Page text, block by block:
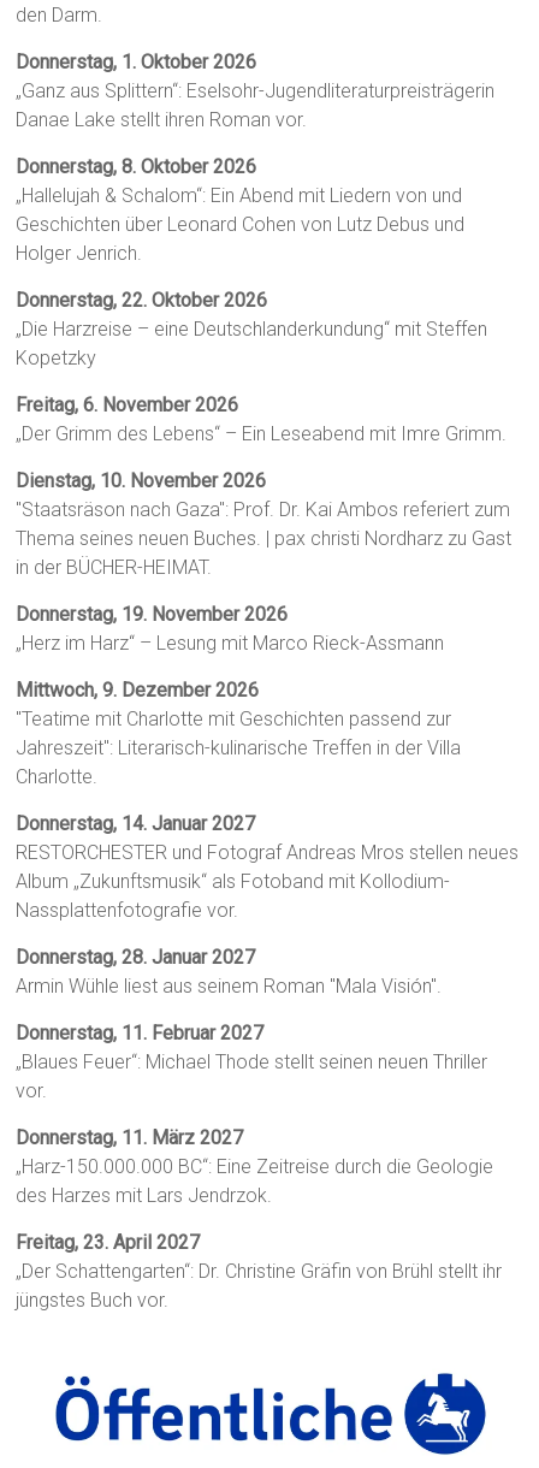
den Darm.
Donnerstag, 1. Oktober 2026
„Ganz aus Splittern“: Eselsohr-Jugendliteraturpreisträgerin
Danae Lake stellt ihren Roman vor.
Donnerstag, 8. Oktober 2026
„Hallelujah & Schalom“: Ein Abend mit Liedern von und
Geschichten über Leonard Cohen von Lutz Debus und
Holger Jenrich.
Donnerstag, 22. Oktober 2026
„Die Harzreise – eine Deutschlanderkundung“ mit Steffen
Kopetzky
Freitag, 6. November 2026
„Der Grimm des Lebens“ – Ein Leseabend mit Imre Grimm.
Dienstag, 10. November 2026
"Staatsräson nach Gaza": Prof. Dr. Kai Ambos referiert zum
Thema seines neuen Buches. | pax christi Nordharz zu Gast
in der BÜCHER-HEIMAT.
Donnerstag, 19. November 2026
„Herz im Harz“ – Lesung mit Marco Rieck-Assmann
Mittwoch, 9. Dezember 2026
"Teatime mit Charlotte mit Geschichten passend zur
Jahreszeit": Literarisch-kulinarische Treffen in der Villa
Charlotte.
Donnerstag, 14. Januar 2027
RESTORCHESTER und Fotograf Andreas Mros stellen neues
Album „Zukunftsmusik“ als Fotoband mit Kollodium-
Nassplattenfotografie vor.
Donnerstag, 28. Januar 2027
Armin Wühle liest aus seinem Roman "Mala Visión".
Donnerstag, 11. Februar 2027
„Blaues Feuer“: Michael Thode stellt seinen neuen Thriller
vor.
Donnerstag, 11. März 2027
„Harz-150.000.000 BC“: Eine Zeitreise durch die Geologie
des Harzes mit Lars Jendrzok.
Freitag, 23. April 2027
„Der Schattengarten“: Dr. Christine Gräfin von Brühl stellt ihr
jüngstes Buch vor.